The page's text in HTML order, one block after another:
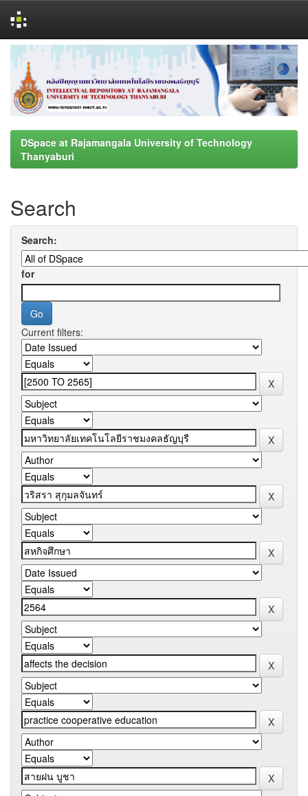
navigation
DSpace at Rajamangala University of Technology
Thanyaburi
Search
Search:
for
Current filters: